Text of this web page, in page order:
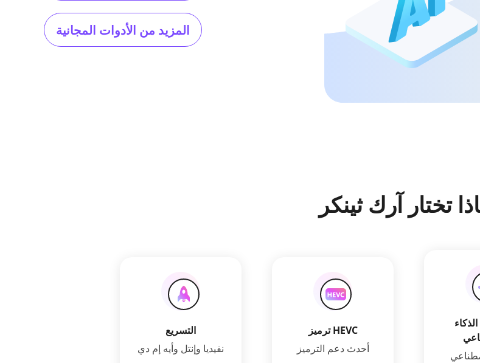
المزيد من الأدوات المجانية
تختار آرك ثينكر
التسريع
نفيديا وإنتل وأيه إم دي
ترميز HEVC
أحدث دعم الترميز